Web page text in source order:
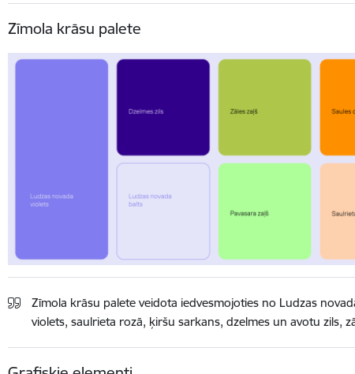
Zīmola krāsu palete
Zīmola krāsu palete veidota iedvesmojoties no Ludzas
violets, saulrieta rozā, ķiršu sarkans, dzelmes un avotu zils,